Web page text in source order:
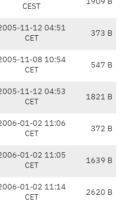
CEST
1909 B
11-12 04:51
CET
373 B
11-08 10:54
CET
547 B
11-12 04:53
CET
1821 B
01-02 11:06
CET
372 B
01-02 11:05
CET
1639 B
01-02 11:14
CET
2620 B